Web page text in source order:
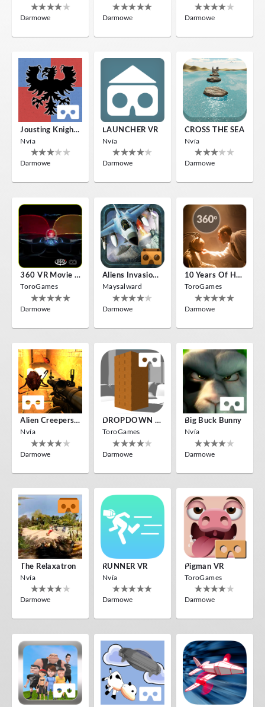
Darmowe Darmowe Darmowe
Jousting Knights VR
Nvía
Darmowe
LAUNCHER VR
Nvía
Darmowe
CROSS THE SEA
Nvía
Darmowe
360 VR Movie Experience
ToroGames
Darmowe
Aliens Invasion VR
Maysalward
Darmowe
10 Years Of Horror Nights
ToroGames
Darmowe
Alien Creepers VR
Nvía
Darmowe
DROPDOWN VR
ToroGames
Darmowe
Big Buck Bunny
Nvía
Darmowe
The Relaxatron
Nvía
Darmowe
RUNNER VR
Nvía
Darmowe
Pigman VR
ToroGames
Darmowe